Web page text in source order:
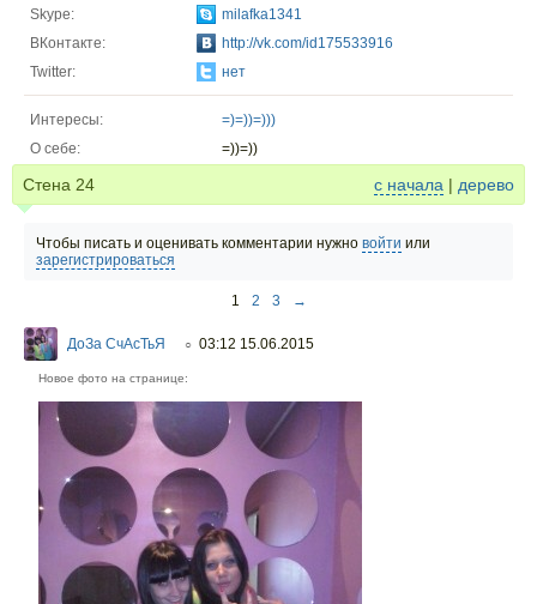
Skype:
milafka1341
ВКонтакте:
http://vk.com/id175533916
Twitter:
нет
Интересы:
=)=))=)))
О себе:
=))=))
Стена 24 с начала | дерево
Чтобы писать и оценивать комментарии нужно войти или
зарегистрироваться
1 2 3 →
ДоЗа СчАсТьЯ ○ 03:12 15.06.2015
Новое фото на странице: